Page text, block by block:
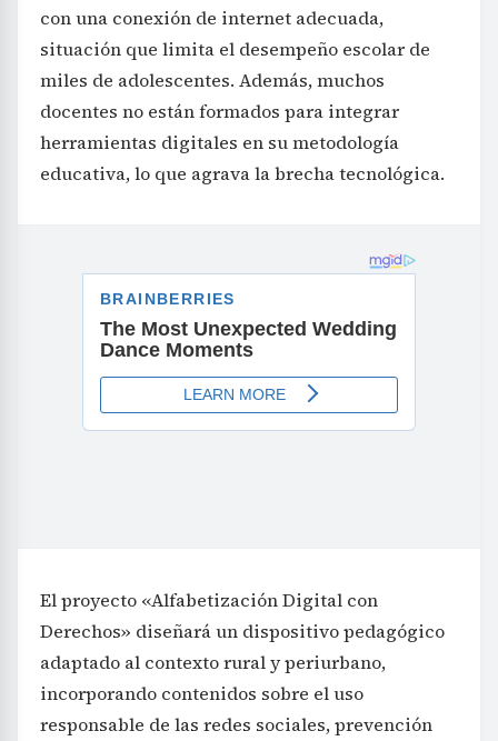
con una conexión de internet adecuada,
situación que limita el desempeño escolar de
miles de adolescentes. Además, muchos
docentes no están formados para integrar
herramientas digitales en su metodología
educativa, lo que agrava la brecha tecnológica.
El proyecto «Alfabetización Digital con
Derechos» diseñará un dispositivo pedagógico
adaptado al contexto rural y periurbano,
incorporando contenidos sobre el uso
responsable de las redes sociales, prevención